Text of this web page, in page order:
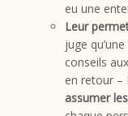
eu une
Leur
juge
conseils
en retour –
assumer